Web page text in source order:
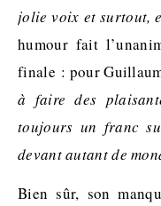
jolie voix et surtout,
humour fait
finale : pour
à faire des
toujours un franc
devant autant de
Biensûr, son